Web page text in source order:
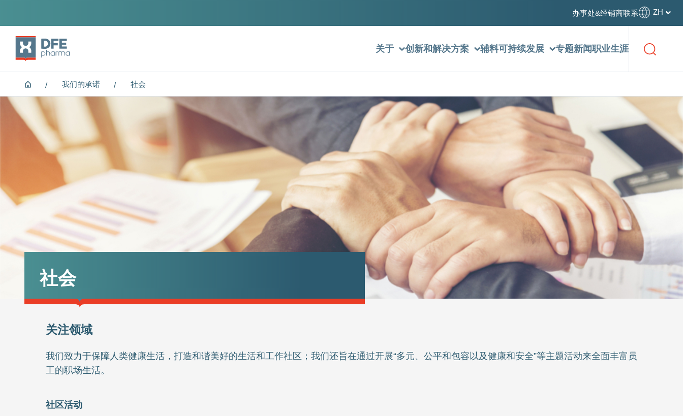
办事处&经销商联系 ZH
关于 创新和解决方案 辅料可持续发展 专题新闻职业生涯
Home 我们的承诺 社会
社会
关注领域
我们致力于保障人类健康生活，打造和谐美好的生活和工作社区；我们还旨在通过开展“多元、公平和包容以及健康和安全”等主题活动来全面丰富员
工的职场生活。
社区活动